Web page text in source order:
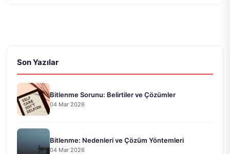
Son Yazılar
Bitlenme Sorunu: Belirtiler ve Çözümler
04 Mar 2026
Bitlenme: Nedenleri ve Çözüm Yöntemleri
04 Mar 2026